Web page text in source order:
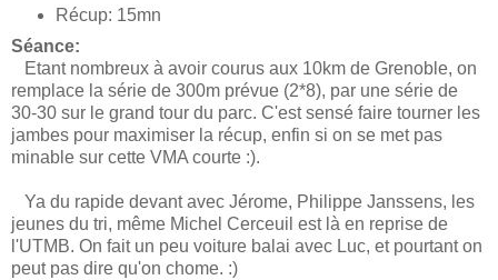
Récup: 15mn
Séance:
Etant nombreux à avoir courus aux 10km de Grenoble, on
remplace la série de 300m prévue (2*8), par une série de
30-30 sur le grand tour du parc. C'est sensé faire tourner les
jambes pour maximiser la récup, enfin si on se met pas
minable sur cette VMA courte :).
Ya du rapide devant avec Jérome, Philippe Janssens, les
jeunes du tri, même Michel Cerceuil est là en reprise de
l'UTMB. On fait un peu voiture balai avec Luc, et pourtant on
peut pas dire qu'on chome. :)